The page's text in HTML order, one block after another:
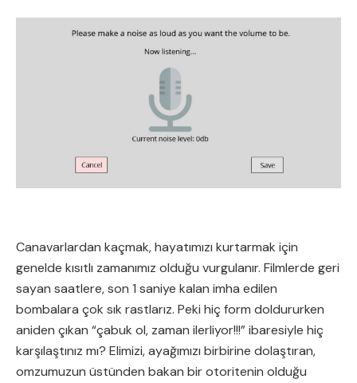
Canavarlardan kaçmak, hayatımızı kurtarmak için
genelde kısıtlı zamanımız olduğu vurgulanır. Filmlerde geri
sayan saatlere, son 1 saniye kalan imha edilen
bombalara çok sık rastlarız. Peki hiç form doldururken
aniden çıkan “çabuk ol, zaman ilerliyor!!!” ibaresiyle hiç
karşılaştınız mı? Elimizi, ayağımızı birbirine dolaştıran,
omzumuzun üstünden bakan bir otoritenin olduğu